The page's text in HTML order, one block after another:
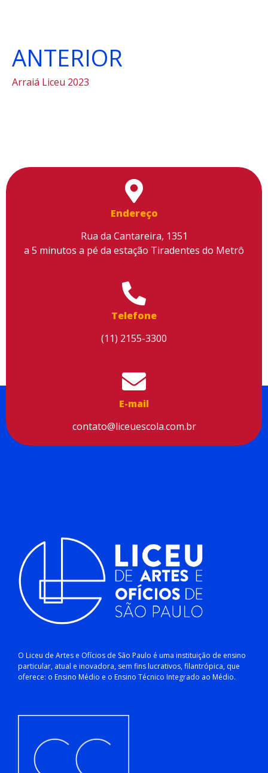
ANTERIOR
Arraiá Liceu 2023
Endereço
Rua da Cantareira, 1351
a 5 minutos a pé da estação Tiradentes do Metrô
Telefone
(11) 2155-3300
E-mail
contato@liceuescola.com.br
O Liceu de Artes e Ofícios de São Paulo é uma instituição de ensino
particular, atual e inovadora, sem fins lucrativos, filantrópica, que
oferece: o Ensino Médio e o Ensino Técnico Integrado ao Médio.
Utilizamos cookies para facilitar o uso do site, personalizar o
conteúdo, melhorar o seu desempenho e proporcionar mais
segurança à sua navegação. Para saber mais, consulte nossa
Política de Privacidade